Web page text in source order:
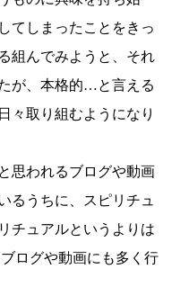
てしまったことをきっ
組んでみようと、それ
が、本格的…と言える
々取り組むようになり
思われるブログや動画
るうちに、スピリチュ
チュアルというよりは
ログや動画にも多く行